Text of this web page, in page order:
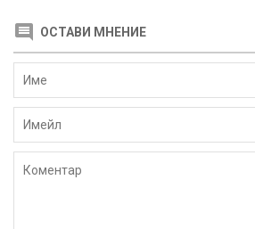
ОСТАВИ МНЕНИЕ